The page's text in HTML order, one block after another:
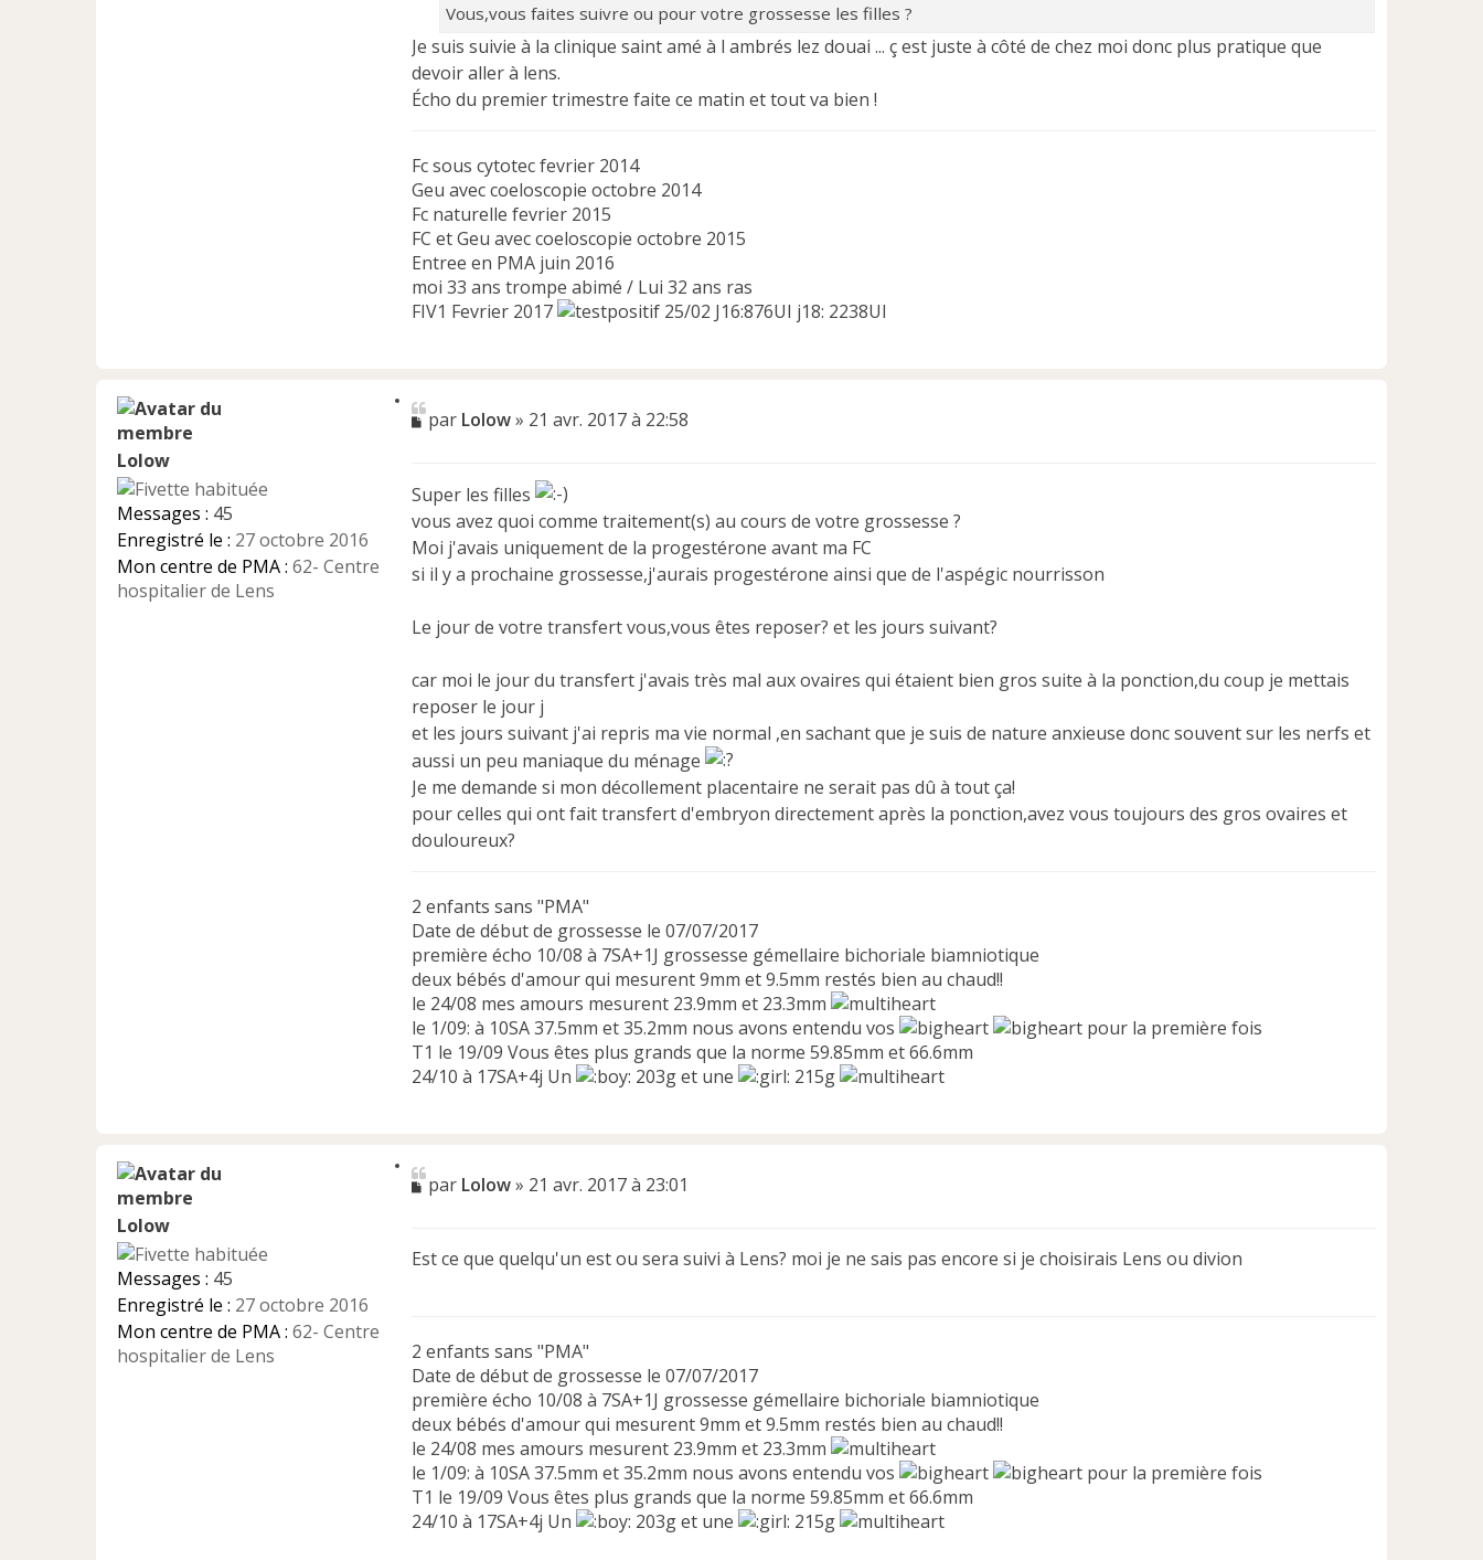
e
Vous,vous faites suivre ou pour votre grossesse les filles ?
Je suis suivie à la clinique saint amé à l ambrés lez douai ... ç est juste à côté de chez moi donc plus pratique que
devoir aller à lens.
Écho du premier trimestre faite ce matin et tout va bien !
Fc sous cytotec fevrier 2014
Geu avec coeloscopie octobre 2014
Fc naturelle fevrier 2015
FC et Geu avec coeloscopie octobre 2015
Entree en PMA juin 2016
moi 33 ans trompe abimé / Lui 32 ans ras
FIV1 Fevrier 2017
25/02 J16:876UI j18: 2238UI
Lolow
Messages : 45
Enregistré le : 27 octobre 2016
Mon centre de PMA : 62- Centre
hospitalier de Lens
i
M
a
g
e
n
o
l
par Lolow» 21 avr. 2017 à 22:58
Super les filles
vous avez quoi comme traitement(s) au cours de votre grossesse ?
Moi j'avais uniquement de la progestérone avant ma FC
si il y a prochaine grossesse,j'aurais progestérone ainsi que de l'aspégic nourrisson
Le jour de votre transfert vous,vous êtes reposer? et les jours suivant?
car moi le jour du transfert j'avais très mal aux ovaires qui étaient bien gros suite à la ponction,du coup je mettais
reposer le jour j
et les jours suivant j'ai repris ma vie normal ,en sachant que je suis de nature anxieuse donc souvent sur les nerfs et
aussi un peu maniaque du ménage
Je me demande si mon décollement placentaire ne serait pas dû à tout ça!
pour celles qui ont fait transfert d'embryon directement après la ponction,avez vous toujours des gros ovaires et
douloureux?
2 enfants sans "PMA"
Date de début de grossesse le 07/07/2017
première écho 10/08 à 7SA+1J grossesse gémellaire bichoriale biamniotique
deux bébés d'amour qui mesurent 9mm et 9.5mm restés bien au chaud!!
le 24/08 mes amours mesurent 23.9mm et 23.3mm
le 1/09: à 10SA 37.5mm et 35.2mm nous avons entendu vos
pour la première fois
T1 le 19/09 Vous êtes plus grands que la norme 59.85mm et 66.6mm
24/10 à 17SA+4j Un
203g et une 215g
Lolow
Messages : 45
Enregistré le : 27 octobre 2016
Mon centre de PMA : 62- Centre
hospitalier de Lens
i
M
a
o
n
l
u
par Lolow» 21 avr. 2017 à 23:01
Est ce que quelqu'un est ou sera suivi à Lens? moi je ne sais pas encore si je choisirais Lens ou divion
2 enfants sans "PMA"
Date de début de grossesse le 07/07/2017
première écho 10/08 à 7SA+1J grossesse gémellaire bichoriale biamniotique
deux bébés d'amour qui mesurent 9mm et 9.5mm restés bien au chaud!!
le 24/08 mes amours mesurent 23.9mm et 23.3mm
le 1/09: à 10SA 37.5mm et 35.2mm nous avons entendu vos
pour la première fois
T1 le 19/09 Vous êtes plus grands que la norme 59.85mm et 66.6mm
24/10 à 17SA+4j Un
203g et une 215g